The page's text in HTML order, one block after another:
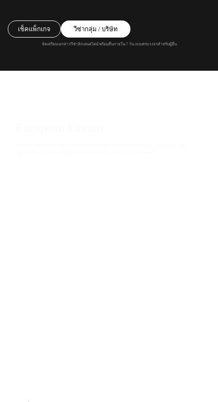
เช็คแพ็กเกจ วีซ่ากลุ่ม / บริษัท
จัดเตรียมเอกสารวีซ่าลิกเตนสไตน์ พร้อมยื่นภายใน 7 วัน แบบครบวงจรสำหรับผู้ยื่น